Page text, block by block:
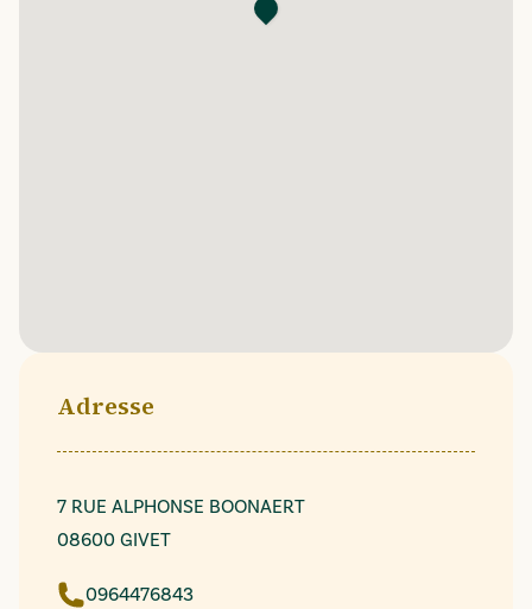
Adresse
7 RUE ALPHONSE BOONAERT
08600 GIVET
0964476843